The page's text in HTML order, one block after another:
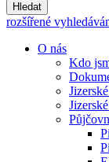
Hledat
rozšířené
O nás
Kdo